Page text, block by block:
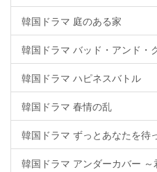
韓国ドラマ 庭のある家
韓国ドラマ バッド・アンド・
韓国ドラマ ハピネスバトル
韓国ドラマ 春情の乱
韓国ドラマ ずっとあなたを待
韓国ドラマ アンダーカバー ～